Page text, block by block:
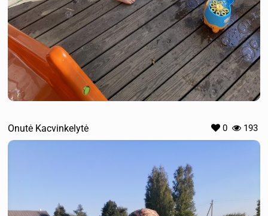
Onutė Kacvinkelytė 0 193